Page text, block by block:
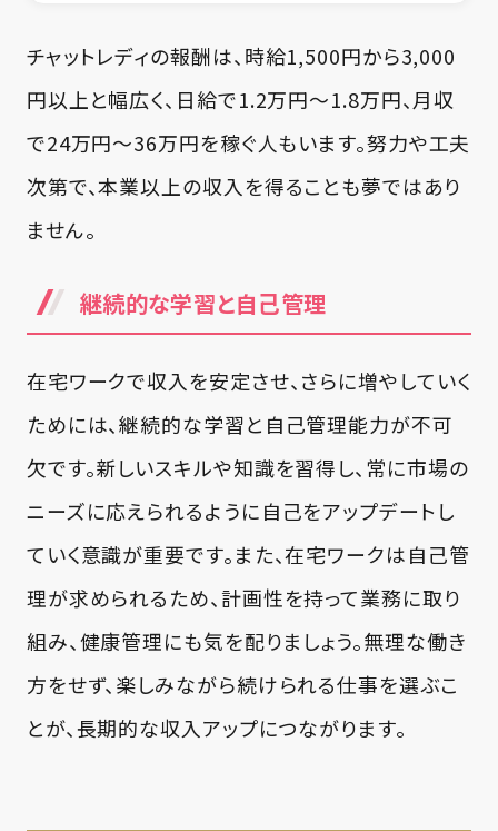
チャットレディの報酬は、時給1,500円から3,000
円以上と幅広く、日給で1.2万円〜1.8万円、月収
で24万円〜36万円を稼ぐ人もいます。努力や工夫
次第で、本業以上の収入を得ることも夢ではあり
ません。
継続的な学習と自己管理
在宅ワークで収入を安定させ、さらに増やしていく
ためには、継続的な学習と自己管理能力が不可
欠です。新しいスキルや知識を習得し、常に市場の
ニーズに応えられるように自己をアップデートし
ていく意識が重要です。また、在宅ワークは自己管
理が求められるため、計画性を持って業務に取り
組み、健康管理にも気を配りましょう。無理な働き
方をせず、楽しみながら続けられる仕事を選ぶこ
とが、長期的な収入アップにつながります。